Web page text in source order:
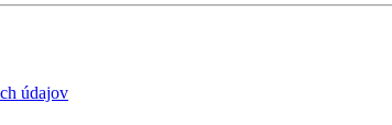
údajov